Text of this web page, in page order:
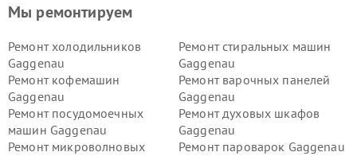
Мы ремонтируем
Ремонт холодильников
Gaggenau
Ремонт стиральных машин
Gaggenau
Ремонт кофемашин
Gaggenau
Ремонт варочных панелей
Gaggenau
Ремонт посудомоечных
машин Gaggenau
Ремонт духовых шкафов
Gaggenau
Ремонт микроволновых
Ремонт пароварок Gaggenau